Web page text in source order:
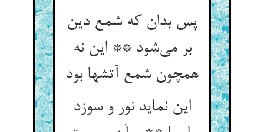
پس بدان که شمع دین
بر می‌شود ** این نه
همچون شمع آتشها بود
این نماید نور و سوزد